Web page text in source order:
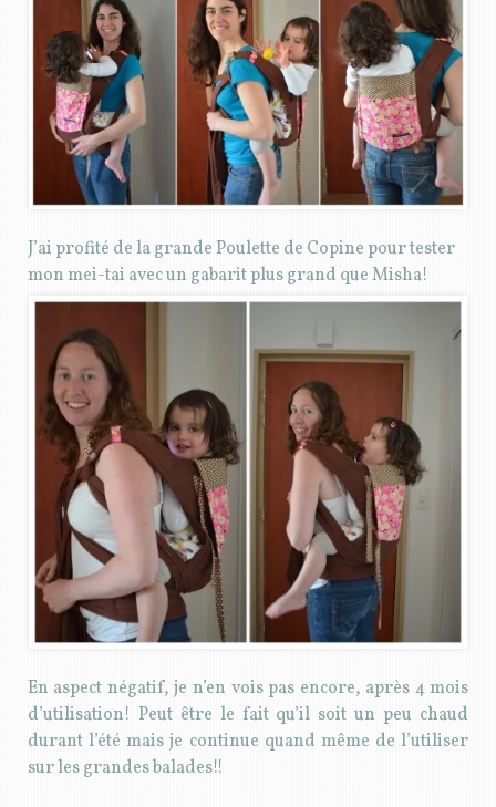
J’ai profité de la grande Poulette de Copine pour tester
mon mei-tai avec un gabarit plus grand que Misha!
En aspect négatif, je n’en vois pas encore, après 4 mois
d’utilisation! Peut être le fait qu’il soit un peu chaud
durant l’été mais je continue quand même de l’utiliser
sur les grandes balades!!